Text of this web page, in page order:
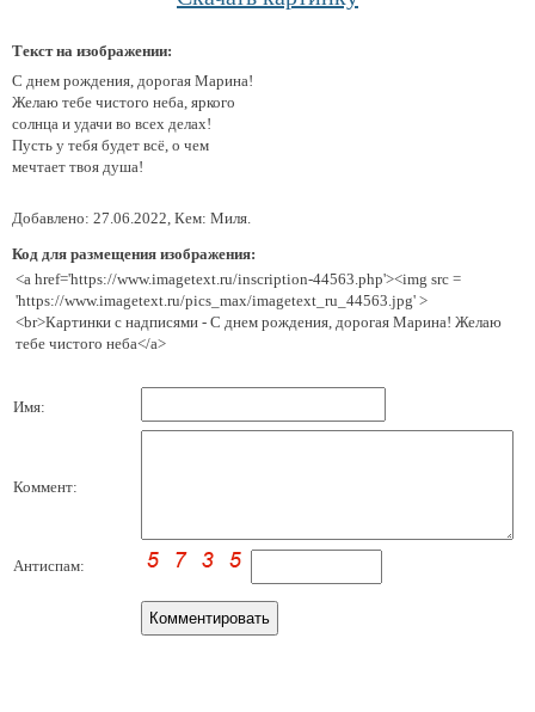
Текст на изображении:
С днем рождения, дорогая Марина!
Желаю тебе чистого неба, яркого
солнца и удачи во всех делах!
Пусть у тебя будет всё, о чем
мечтает твоя душа!
Добавлено: 27.06.2022, Кем: Миля.
Код для размещения изображения:
<a href='https://www.imagetext.ru/inscription-44563.php'><img src =
'https://www.imagetext.ru/pics_max/imagetext_ru_44563.jpg' >
<br>Картинки с надписями - С днем рождения, дорогая Марина! Желаю
тебе чистого неба</a>
Имя:
Коммент:
Антиспам: